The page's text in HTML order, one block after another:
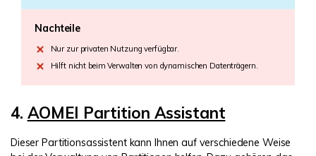
Nachteile
Nur zur privaten Nutzung verfügbar.
Hilft nicht beim Verwalten von dynamischen Datenträgern.
4. AOMEI Partition Assistant
Dieser Partitionsassistent kann Ihnen auf verschiedene Weise